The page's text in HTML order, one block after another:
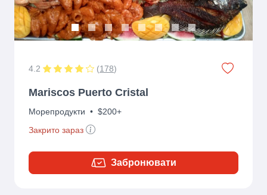
4.2 (178)
Mariscos Puerto Cristal
Морепродукти • $200+
Закрито зараз
Забронювати